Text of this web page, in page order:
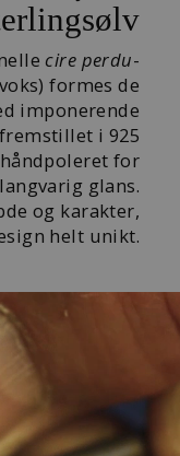
cire perdu-
formes de
imponerende
i 925
for
glans.
og karakter,
helt unikt.